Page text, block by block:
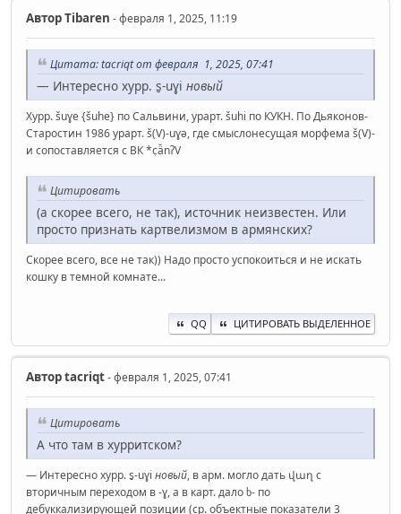
АвторTibaren - февраля 1, 2025, 11:19
Цитата: ‌tacriqt от февраля 1, 2025, 07:41
— Интересно хурр. s̮-uɣi новый
Хурр. šuɣe {šuhe} по Сальвини, урарт. šuhi по КУКН. По Дьяконов-
Старостин 1986 урарт. š(V)-uɣǝ, где смыслонесущая морфема š(V)-
и сопоставляется с ВК *c̣ä̆nʔV
Цитировать
(а скорее всего, не так), источник неизвестен. Или
просто признать картвелизмом в армянских?
Скорее всего, все не так)) Надо просто успокоиться и не искать
кошку в темной комнате...
QQ ЦИТИРОВАТЬ ВЫДЕЛЕННОЕ
Автор‌tacriqt- февраля 1, 2025, 07:41
Цитировать
А что там в хурритском?
— Интересно хурр. s̮-uɣi новый, в арм. могло дать վաղ с
вторичным переходом в -ɣ, а в карт. дало ხ- по
дебуккализирующей позиции (ср. объектные показатели 3